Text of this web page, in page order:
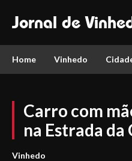
Jornal de
Home Vinhedo
Carro com
na Estrada da
Vinhedo